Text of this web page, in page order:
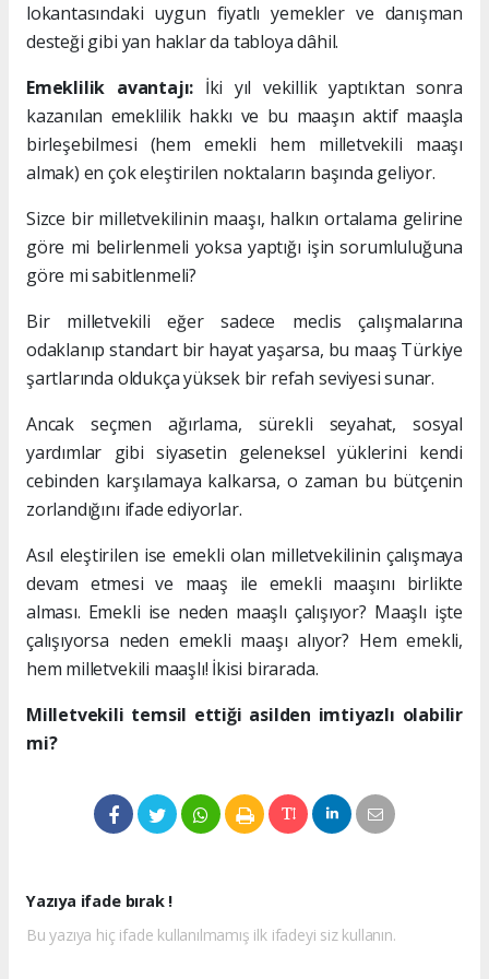
lokantasındaki uygun fiyatlı yemekler ve danışman
desteği gibi yan haklar da tabloya dâhil.
Emeklilik avantajı: İki yıl vekillik yaptıktan sonra
kazanılan emeklilik hakkı ve bu maaşın aktif maaşla
birleşebilmesi (hem emekli hem milletvekili maaşı
almak) en çok eleştirilen noktaların başında geliyor.
Sizce bir milletvekilinin maaşı, halkın ortalama gelirine
göre mi belirlenmeli yoksa yaptığı işin sorumluluğuna
göre mi sabitlenmeli?
Bir milletvekili eğer sadece meclis çalışmalarına
odaklanıp standart bir hayat yaşarsa, bu maaş Türkiye
şartlarında oldukça yüksek bir refah seviyesi sunar.
Ancak seçmen ağırlama, sürekli seyahat, sosyal
yardımlar gibi siyasetin geleneksel yüklerini kendi
cebinden karşılamaya kalkarsa, o zaman bu bütçenin
zorlandığını ifade ediyorlar.
Asıl eleştirilen ise emekli olan milletvekilinin çalışmaya
devam etmesi ve maaş ile emekli maaşını birlikte
alması. Emekli ise neden maaşlı çalışıyor? Maaşlı işte
çalışıyorsa neden emekli maaşı alıyor? Hem emekli,
hem milletvekili maaşlı! İkisi birarada.
Milletvekili temsil ettiği asilden imtiyazlı olabilir
mi?
Yazıya ifade bırak !
Bu yazıya hiç ifade kullanılmamış ilk ifadeyi siz kullanın.